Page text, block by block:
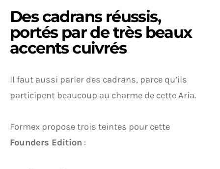
Des cadrans réussis,
portés par de très beaux
accents cuivrés
Il faut aussi parler des cadrans, parce qu’ils
participent beaucoup au charme de cette Aria.
Formex propose trois teintes pour cette
Founders Edition :